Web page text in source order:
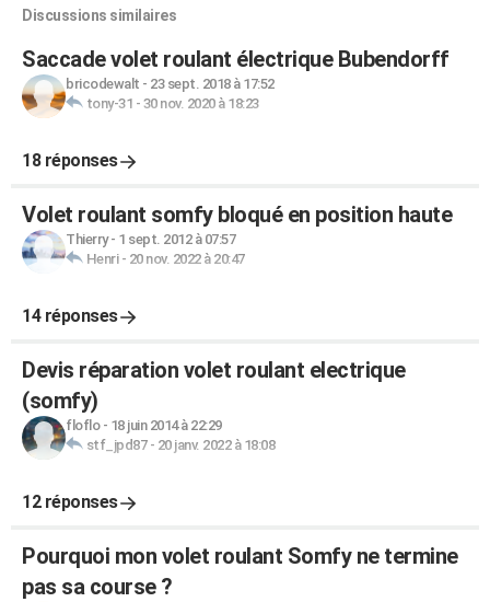
Discussions similaires
Saccade volet roulant électrique Bubendorff
bricodewalt - 23 sept. 2018 à 17:52
tony-31 - 30 nov. 2020 à 18:23
18 réponses
Volet roulant somfy bloqué en position haute
Thierry- 1 sept. 2012 à 07:57
Henri- 20 nov. 2022 à 20:47
14 réponses
Devis réparation volet roulant electrique
(somfy)
floflo- 18 juin 2014 à 22:29
stf_jpd87- 20 janv. 2022 à 18:08
12 réponses
Pourquoi mon volet roulant Somfy ne termine
pas sa course ?